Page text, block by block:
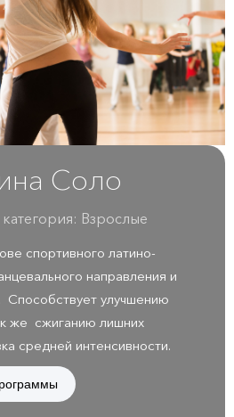
Соло
категория: Взрослые
спортивного латино-
направления и
Способствует улучшению
же сжиганию лишних
средней интенсивности.